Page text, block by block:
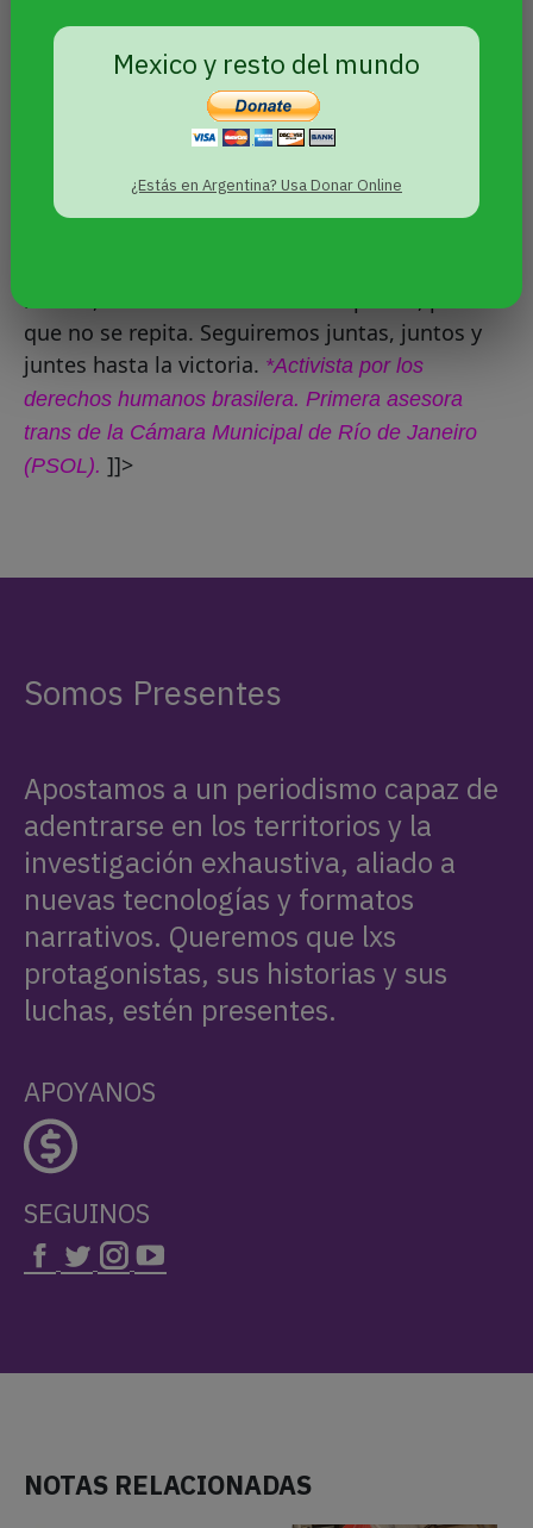
Mexico y resto del mundo
¿Estás en Argentina? Usa Donar Online
eso es proceso pensar colectivamente, en
sintonía, en unión. Juntes seremos más fuertes.
Aquí hago un llamado a que todes les
hermanes de América Latina presten atención a
derecha en Brasil nos puede afectar a todes. No
que no se repita. Seguiremos juntas, juntos y
juntes hasta la victoria. *Activista por los
derechos humanos brasilera. Primera asesora
trans de la Cámara Municipal de Río de Janeiro
(PSOL). ]]>
Somos Presentes
Apostamos a un periodismo capaz de
adentrarse en los territorios y la
investigación exhaustiva, aliado a
nuevas tecnologías y formatos
narrativos. Queremos que lxs
protagonistas, sus historias y sus
luchas, estén presentes.
APOYANOS
SEGUINOS
NOTAS RELACIONADAS